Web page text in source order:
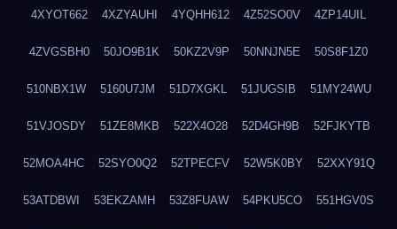
4XYOT662 4XZYAUHI 4YQHH612 4Z52SO0V 4ZP14UIL
4ZVGSBH0 50JO9B1K 50KZ2V9P 50NNJN5E 50S8F1Z0
510NBX1W 5160U7JM 51D7XGKL 51JUGSIB 51MY24WU
51VJOSDY 51ZE8MKB 522X4O28 52D4GH9B 52FJKYTB
52MOA4HC 52SYO0Q2 52TPECFV 52W5K0BY 52XXY91Q
53ATDBWI 53EKZAMH 53Z8FUAW 54PKU5CO 551HGV0S